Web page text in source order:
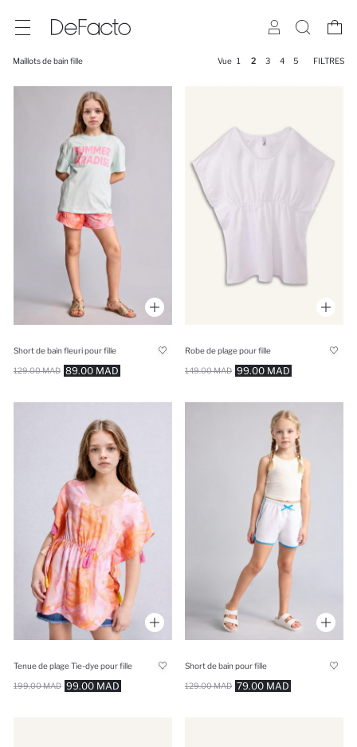
Maillots de bain fille Vue 1 2 3 4 5 FILTRES
Short de bain fleuri pour fille
89.00 MAD
129.00 MAD
Robe de plage pour fille
99.00 MAD
149.00 MAD
Tenue de plage Tie-dye pour fille
99.00 MAD
199.00 MAD
Short de bain pour fille
79.00 MAD
129.00 MAD